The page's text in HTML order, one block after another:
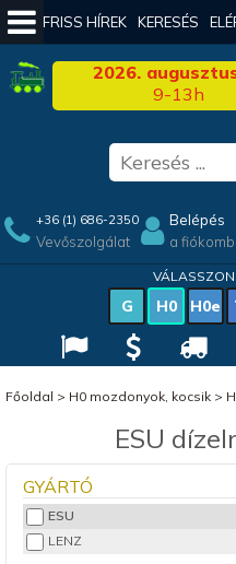
FRISS HÍREK KERESÉS
2026.
9-13h
+36 (1) 686-2350
Vevőszolgálat
Belépés
a
VÁLASSZON
G H0 H0e
Főoldal > H0 mozdonyok, kocsik>
ESU
GYÁRTÓ
ESU
LENZ